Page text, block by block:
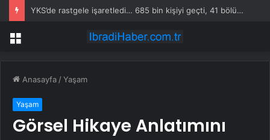
YKS’de rastgele işaretledi… 685 bin kişiyi geçti, 41 bölüme girebiliyor
Menü
Anasayfa /Yaşam
Yaşam
Görsel Hikaye Anlatımını